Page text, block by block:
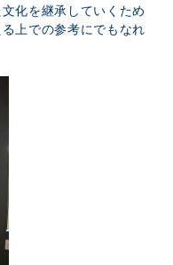
化を継承していくため
上での参考にでもなれ